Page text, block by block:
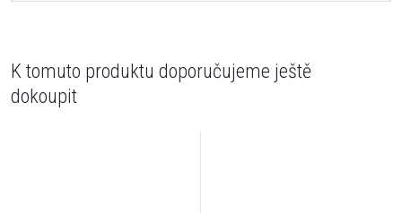
K tomuto produktu doporučujeme ještě
dokoupit